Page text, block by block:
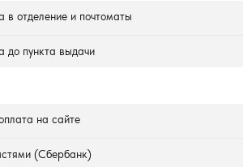
в отделение и почтоматы
до пункта выдачи
на сайте
(Сбербанк)